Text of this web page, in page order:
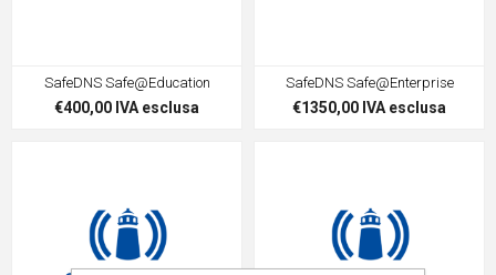
SafeDNS Safe@Education
€400,00 IVA esclusa
SafeDNS Safe@Enterprise
€1350,00 IVA esclusa